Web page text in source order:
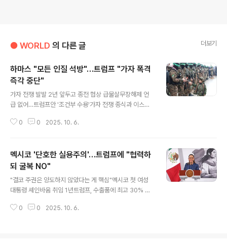
● WORLD 의 다른 글 더보기
하마스 "모든 인질 석방"…트럼프 "가자 폭격
즉각 중단"
가자 전쟁 발발 2년 앞두고 종전 협상 급물살무장해제 언
급 없어…트럼프안 '조건부 수용'가자 전쟁 종식과 이스라
기 포기""도널드 트럼프 미국 대통령의 노력에 감사""가자
일 억류한 모든 인질의 석방을 발표하자, 미국 도널드 트럼
프 대통령은 즉시 이스라엘에 가자 폭격 중단을 요구하고
이에 베냐민 네타냐후 이스라엘 정권은 군에 가자시티 작
전을 중단하라고 명령했다. 앞서 트럼프는 29일 가자 평화
안을 제안하면서 "72시간 내 인질 석방"이란 최후통첩을
했다. 이날 '중대 성명' 형식으로 하마스가 모든 생존 및 사
0 0 2025. 10. 6.
멕시코 '단호한 실용주의'…트럼프에 "협력하
되 굴복 NO"
"결코 주권은 양도하지 않았다는 게 핵심"멕시코 첫 여성
대통령 셰인바움 취임 1년트럼프, 수출품에 최고 30% 관
식 세계에선 이중 게임 여지 작다"룰라 정부 '전략적 모호
0 0 2025. 10. 6.